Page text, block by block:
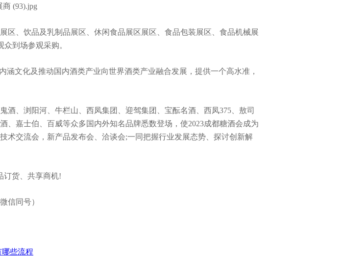
区、饮品及乳制品展区、休闲食品展区展区、食品包装展区、食品机械展
到场参观采购。
涵文化及推动国内酒类产业向世界酒类产业融合发展，提供一个高水准，
、浏阳河、牛栏山、西凤集团、迎驾集团、宝酝名酒、西凤375、敖司
嘉士伯、百威等众多国内外知名品牌悉数登场，使2023成都糖酒会成为
术交流会，新产品发布会、洽谈会;一同把握行业发展态势、探讨创新解
订货、共享商机!
信同号）
哪些流程